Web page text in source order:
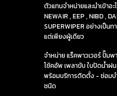
ตัวแทนจำหน่ายและนำเข้าอ
NEWAIR , EEP , NIBD ,
SUPERWIPER อย่างเป็นท
แต่เพียงผู้เดียว
จำหน่าย แร็คพาวเวอร์ ปั๊ม
โช้คอัพ เพลาขับ ใบปัดน้ำ
พร้อมบริการติดตั้ง - ซ่อม
ชนิด